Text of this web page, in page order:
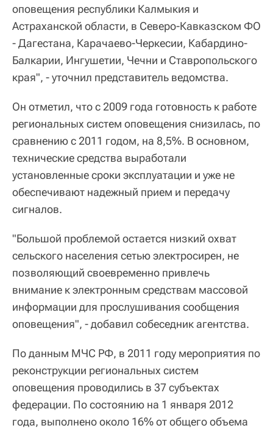
оповещения республики Калмыкия и
Астраханской области, в Северо-Кавказском ФО
- Дагестана, Карачаево-Черкесии, Кабардино-
Балкарии, Ингушетии, Чечни и Ставропольского
края", - уточнил представитель ведомства.
Он отметил, что с 2009 года готовность к работе
региональных систем оповещения снизилась, по
сравнению с 2011 годом, на 8,5%. В основном,
технические средства выработали
установленные сроки эксплуатации и уже не
обеспечивают надежный прием и передачу
сигналов.
"Большой проблемой остается низкий охват
сельского населения сетью электросирен, не
позволяющий своевременно привлечь
внимание к электронным средствам массовой
информации для прослушивания сообщения
оповещения", - добавил собеседник агентства.
По данным МЧС РФ, в 2011 году мероприятия по
реконструкции региональных систем
оповещения проводились в 37 субъектах
федерации. По состоянию на 1 января 2012
года, выполнено около 16% от общего объема